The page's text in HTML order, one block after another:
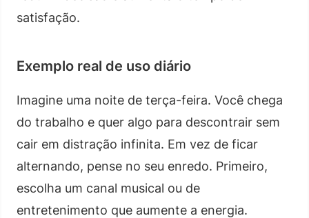
satisfação.
Exemplo real de uso diário
Imagine uma noite de terça-feira. Você chega
do trabalho e quer algo para descontrair sem
cair em distração infinita. Em vez de ficar
alternando, pense no seu enredo. Primeiro,
escolha um canal musical ou de
entretenimento que aumente a energia.